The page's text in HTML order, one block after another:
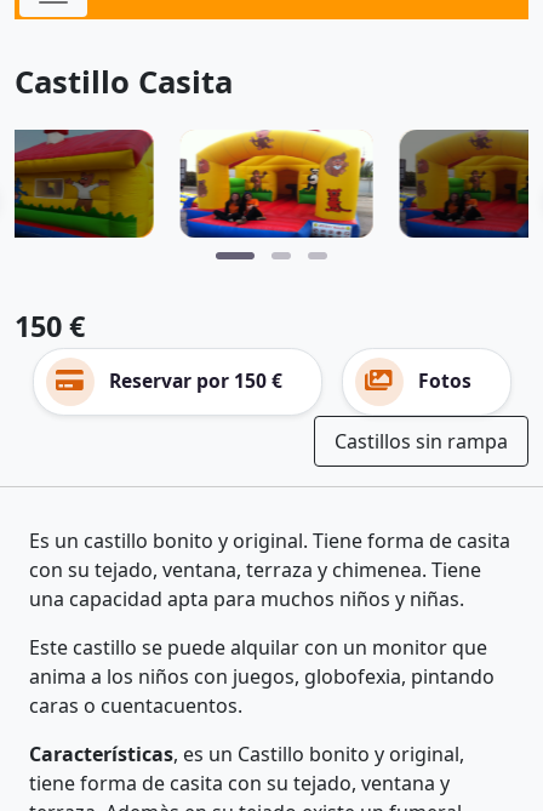
Castillo Casita
150 €
Reservar por 150 € Fotos
Castillos sin rampa
Es un castillo bonito y original. Tiene forma de casita
con su tejado, ventana, terraza y chimenea. Tiene
una capacidad apta para muchos niños y niñas.
Este castillo se puede alquilar con un monitor que
anima a los niños con juegos, globofexia, pintando
caras o cuentacuentos.
Características, es un Castillo bonito y original,
tiene forma de casita con su tejado, ventana y